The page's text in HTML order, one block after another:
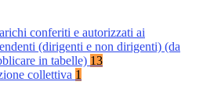
conferiti e autorizzati ai
(dirigenti e non dirigenti) (da
in tabelle) 13
collettiva 1